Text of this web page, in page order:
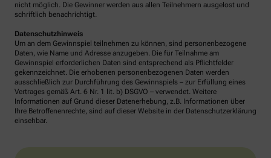
nicht möglich. Die Gewinner werden aus allen Teilnehmern ausgelost und
schriftlich benachrichtigt.
Datenschutzhinweis
Um an dem Gewinnspiel teilnehmen zu können, sind personenbezogene
Daten, wie Name und Adresse anzugeben. Die für Teilnahme am
Gewinnspiel erforderlichen Daten sind entsprechend als Pflichtfelder
gekennzeichnet. Die erhobenen personenbezogenen Daten werden
ausschließlich zur Durchführung des Gewinnspiels – zur Erfüllung eines
Vertrages gemäß Art. 6 Nr. 1 lit. b) DSGVO – verwendet. Weitere
Informationen auf Grund dieser Datenerhebung, z.B. Informationen über
Ihre Betroffenenrechte, sind auf dieser Website in der Datenschutzerklärung
einsehbar.